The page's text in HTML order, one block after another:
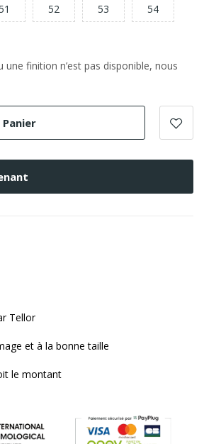
52 53
54
finition n’est pas disponible, nous
Tellor
et à la bonne taille
le montant